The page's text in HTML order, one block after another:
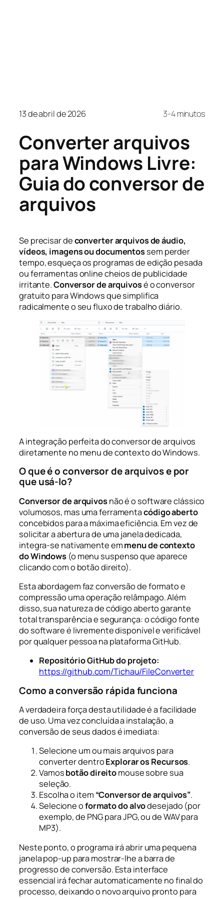
13 de abril de 2026 3-4 minutos
Converter arquivos
para Windows Livre:
Guia do conversor de
arquivos
Se precisar deconverter arquivos de áudio,
vídeos, imagens ou documentossem perder
tempo, esqueça os programas de edição pesada
ou ferramentas online cheios de publicidade
irritante.Conversor de arquivosé o conversor
gratuito para Windows que simplifica
radicalmente o seu fluxo de trabalho diário.
A integração perfeita do conversor de arquivos
diretamente no menu de contexto do Windows.
O que é o conversor de arquivos e por
que usá-lo?
Conversor de arquivosnão é o software clássico
volumosos, mas uma ferramentacódigo aberto
concebidos para a máxima eficiência. Em vez de
solicitar a abertura de uma janela dedicada,
integra-se nativamente emmenu de contexto
do Windows (o menu suspenso que aparece
clicando com o botão direito).
Esta abordagem faz conversão de formato e
compressão uma operação relâmpago. Além
disso, sua natureza de código aberto garante
total transparência e segurança: o código fonte
do software é livremente disponível e verificável
por qualquer pessoa na plataforma GitHub.
Repositório GitHub do projeto:
https://github.com/Tichau/FileConverter
Como a conversão rápida funciona
A verdadeira força desta utilidade é a facilidade
de uso. Uma vez concluída a instalação, a
conversão de seus dados é imediata:
Selecione um ou mais arquivos para
converter dentroExplorar os Recursos.
Vamosbotão direitomouse sobre sua
seleção.
Escolha o item “Conversor de arquivos”.
Selecione oformato do alvodesejado (por
exemplo, de PNG para JPG, ou de WAV para
MP3).
Neste ponto, o programa irá abrir uma pequena
janela pop-up para mostrar-lhe a barra de
progresso de conversão. Esta interface
essencial irá fechar automaticamente no final do
processo, deixando o novo arquivo pronto para